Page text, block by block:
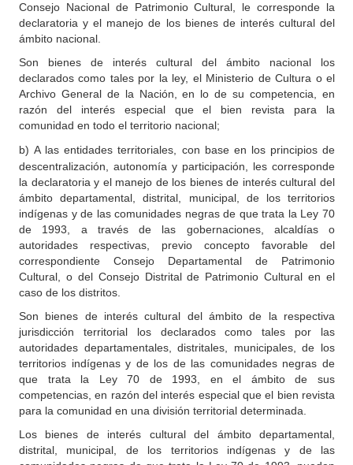
Consejo Nacional de Patrimonio Cultural, le corresponde la
declaratoria y el manejo de los bienes de interés cultural del
ámbito nacional.
Son bienes de interés cultural del ámbito nacional los
declarados como tales por la ley, el Ministerio de Cultura o el
Archivo General de la Nación, en lo de su competencia, en
razón del interés especial que el bien revista para la
comunidad en todo el territorio nacional;
b) A las entidades territoriales, con base en los principios de
descentralización, autonomía y participación, les corresponde
la declaratoria y el manejo de los bienes de interés cultural del
ámbito departamental, distrital, municipal, de los territorios
indígenas y de las comunidades negras de que trata la Ley 70
de 1993, a través de las gobernaciones, alcaldías o
autoridades respectivas, previo concepto favorable del
correspondiente Consejo Departamental de Patrimonio
Cultural, o del Consejo Distrital de Patrimonio Cultural en el
caso de los distritos.
Son bienes de interés cultural del ámbito de la respectiva
jurisdicción territorial los declarados como tales por las
autoridades departamentales, distritales, municipales, de los
territorios indígenas y de los de las comunidades negras de
que trata la Ley 70 de 1993, en el ámbito de sus
competencias, en razón del interés especial que el bien revista
para la comunidad en una división territorial determinada.
Los bienes de interés cultural del ámbito departamental,
distrital, municipal, de los territorios indígenas y de las